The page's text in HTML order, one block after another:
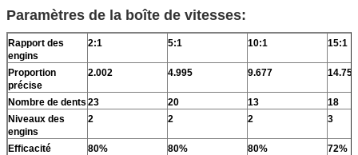
Paramètres de la boîte de vitesses:
Rapport des
engins
2:1 5:1 10:1 15:1
Proportion
précise
2.002 4.995 9.677 14.754
Nombre de dents 23 20 13
18
Niveaux des
engins
2 2 2 3
Efficacité 80% 80% 80%
72%